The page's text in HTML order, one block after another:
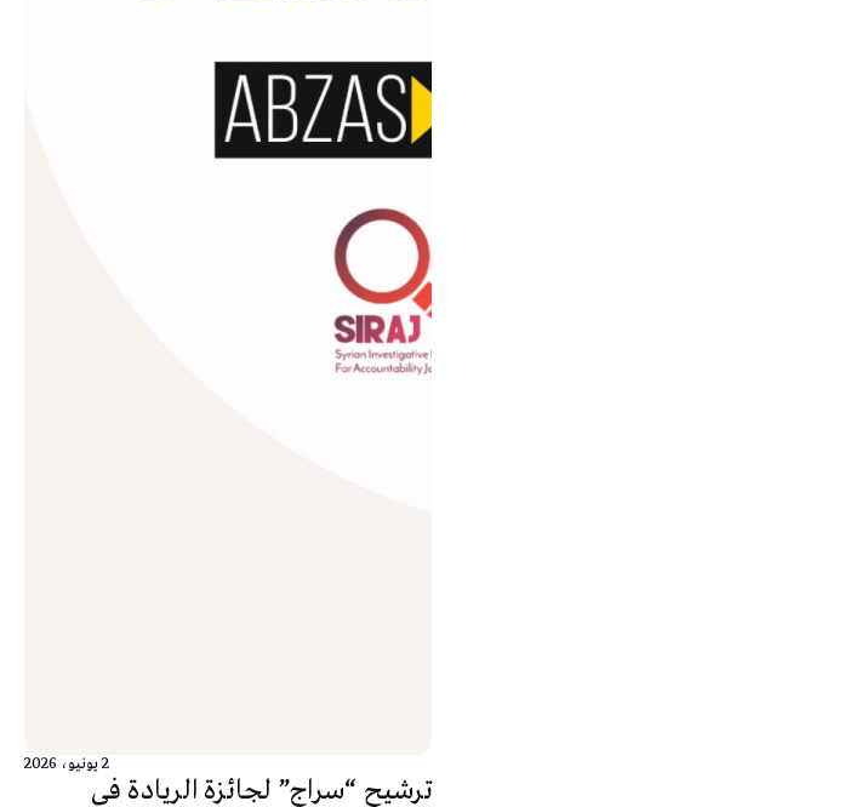
2 يونيو، 2026
ترشيح “سراج” لجائزة الريادة في